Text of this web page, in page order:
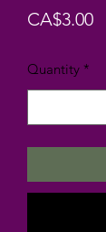
CA$3.00
Quantity *